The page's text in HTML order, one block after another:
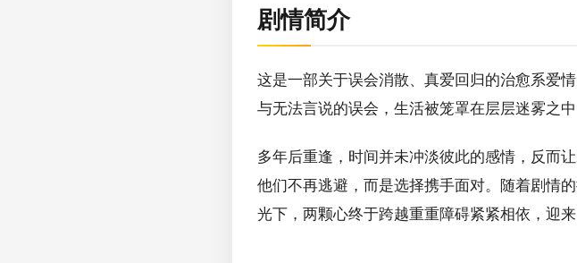
剧情简介
这是一部关于误会消散、真爱回归的治愈系爱
与无法言说的误会，生活被笼罩在层层迷雾之中
多年后重逢，时间并未冲淡彼此的感情，反而
他们不再逃避，而是选择携手面对。随着剧情
光下，两颗心终于跨越重重障碍紧紧相依，迎来